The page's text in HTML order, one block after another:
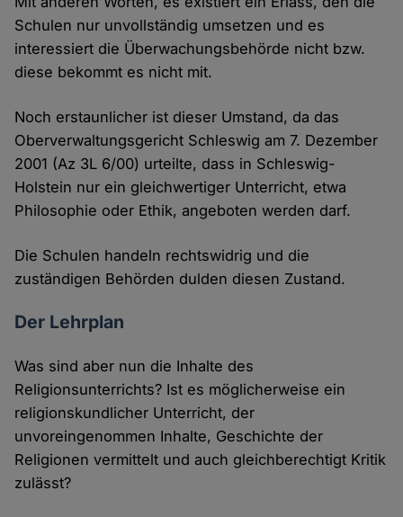
Schulen nur unvollständig umsetzen und es
interessiert die Überwachungsbehörde nicht bzw.
diese bekommt es nicht mit.
Noch erstaunlicher ist dieser Umstand, da das
Oberverwaltungsgericht Schleswig am 7. Dezember
2001 (Az 3L 6/00) urteilte, dass in Schleswig-
Holstein nur ein gleichwertiger Unterricht, etwa
Philosophie oder Ethik, angeboten werden darf.
Die Schulen handeln rechtswidrig und die
zuständigen Behörden dulden diesen Zustand.
Der Lehrplan
Was sind aber nun die Inhalte des
Religionsunterrichts? Ist es möglicherweise ein
religionskundlicher Unterricht, der
unvoreingenommen Inhalte, Geschichte der
Religionen vermittelt und auch gleichberechtigt Kritik
zulässt?